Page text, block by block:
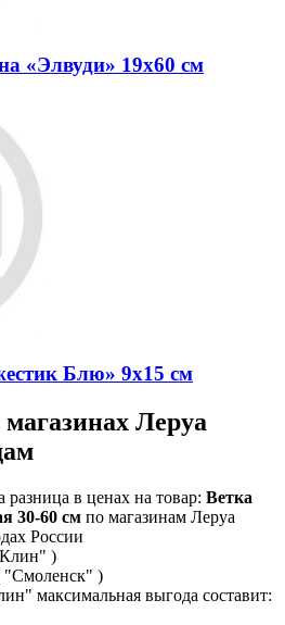
«Элвуди» 19x60 см
Блю» 9x15 см
Леруа
разница в ценах на товар: Ветка
30-60 см по магазинам Леруа
России
)
"Смоленск" )
максимальная выгода составит: